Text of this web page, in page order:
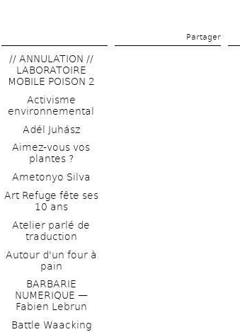
Partager
// ANNULATION //
LABORATOIRE
MOBILE POISON 2
Activisme
environnemental
Adél Juhász
Aimez-vous vos
plantes ?
Ametonyo Silva
Art Refuge fête ses
10 ans
Atelier parlé de
traduction
Autour d'un four à
pain
BARBARIE
NUMERIQUE —
Fabien Lebrun
Battle Waacking